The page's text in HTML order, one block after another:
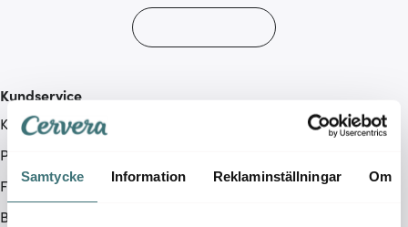
Samtycke Information Reklaminställningar Om
Kundservice
Kontakta oss / FAQ
Presentkort
Frakt & leverans
Betalningsalternativ